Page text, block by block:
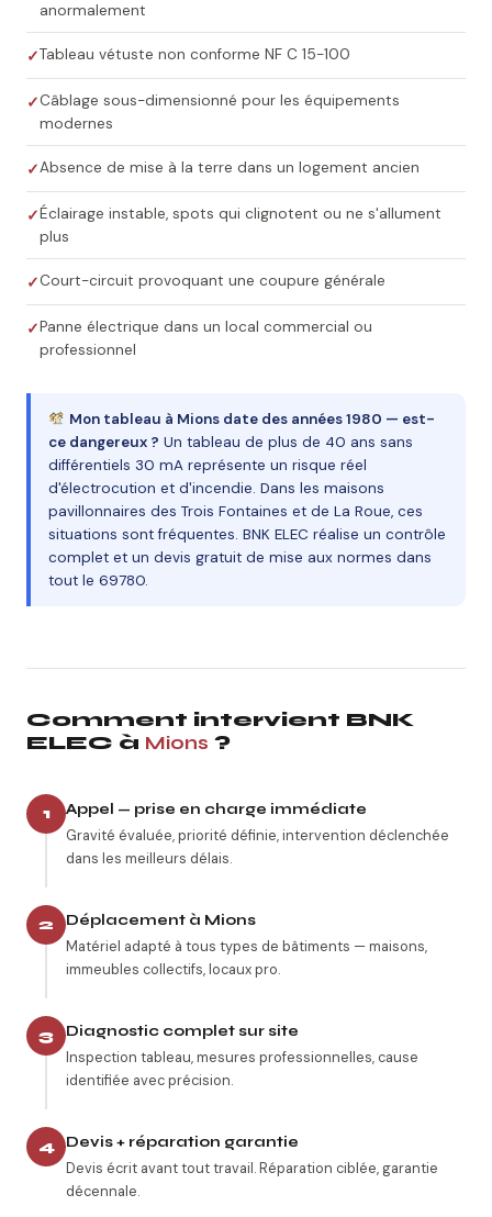
anormalement
Tableau vétuste non conforme NF C 15-100
Câblage sous-dimensionné pour les équipements
modernes
Absence de mise à la terre dans un logement ancien
Éclairage instable, spots qui clignotent ou ne s'allument
plus
Court-circuit provoquant une coupure générale
Panne électrique dans un local commercial ou
professionnel
Mon tableau à Mions date des années 1980 — est-
ce dangereux ? Un tableau de plus de 40 ans sans
différentiels 30 mA représente un risque réel
d'électrocution et d'incendie. Dans les maisons
pavillonnaires des Trois Fontaines et de La Roue, ces
situations sont fréquentes. BNK ELEC réalise un contrôle
complet et un devis gratuit de mise aux normes dans
tout le 69780.
Comment intervient BNK
ELEC à Mions ?
1
Appel — prise en charge immédiate
Gravité évaluée, priorité définie, intervention déclenchée
dans les meilleurs délais.
2
Déplacement à Mions
Matériel adapté à tous types de bâtiments — maisons,
immeubles collectifs, locaux pro.
3
Diagnostic complet sur site
Inspection tableau, mesures professionnelles, cause
identifiée avec précision.
4
Devis + réparation garantie
Devis écrit avant tout travail. Réparation ciblée, garantie
décennale.